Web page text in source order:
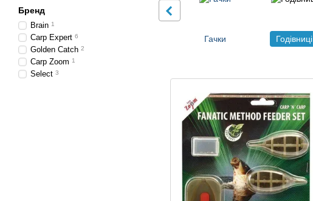
Гачки Годівниці
Бренд
Brain 1
Carp Expert 6
Golden Catch 2
Carp Zoom 1
Select 3